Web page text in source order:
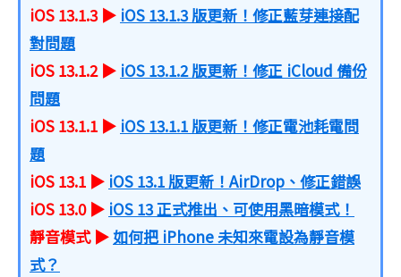
iOS 13.1.3 ▶ iOS 13.1.3 版更新！修正藍芽連接配
對問題
iOS 13.1.2 ▶ iOS 13.1.2 版更新！修正 iCloud 備份
問題
iOS 13.1.1 ▶ iOS 13.1.1 版更新！修正電池耗電問
題
iOS 13.1 ▶ iOS 13.1 版更新！AirDrop、修正錯誤
iOS 13.0 ▶ iOS 13 正式推出、可使用黑暗模式！
靜音模式 ▶ 如何把 iPhone 未知來電設為靜音模
式？